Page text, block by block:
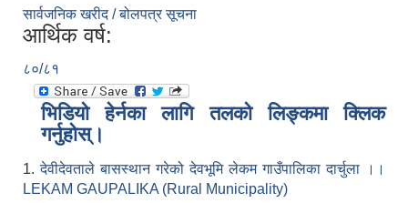
सार्वजनिक खरीद / बोलपत्र सूचना
आर्थिक वर्ष:
८०/८१
भिडियो हेर्नका लागि तलको लिङ्कमा क्लिक
गर्नुहोस्।
1.देवीदेवताले बासस्थान गरेको देवभूमि लेकम गाउँपालिका दार्चुला ।।
LEKAM GAUPALIKA (Rural Municipality)